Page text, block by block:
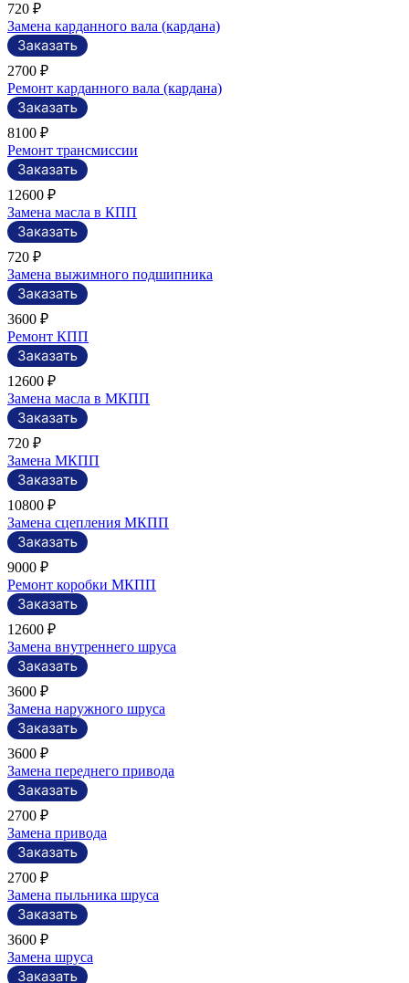
720 ₽
Замена карданного вала (кардана)
2700 ₽
Ремонт карданного вала (кардана)
8100 ₽
Ремонт трансмиссии
12600 ₽
Замена масла в КПП
720 ₽
Замена выжимного подшипника
3600 ₽
Ремонт КПП
12600 ₽
Замена масла в МКПП
720 ₽
Замена МКПП
10800 ₽
Замена сцепления МКПП
9000 ₽
Ремонт коробки МКПП
12600 ₽
Замена внутреннего шруса
3600 ₽
Замена наружного шруса
3600 ₽
Замена переднего привода
2700 ₽
Замена привода
2700 ₽
Замена пыльника шруса
3600 ₽
Замена шруса